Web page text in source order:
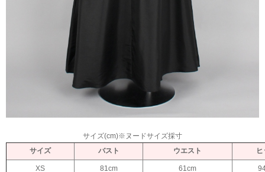
サイズ(cm)※ヌードサイズ採寸
サイズ
バスト ウエスト
XS 81cm 61cm